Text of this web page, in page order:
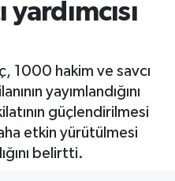
1000 hakim ve savcı
yayımlandığını
güçlendirilmesi
etkin yürütülmesi
belirtti.